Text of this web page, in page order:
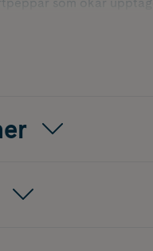
till att minska
normala röda